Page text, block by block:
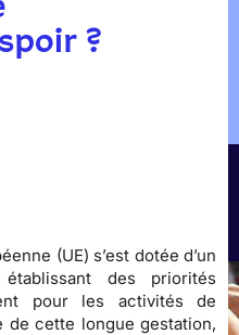
?
(UE) s’est dotée d’un
des priorités
pour les activités de
de cette longue gestation,